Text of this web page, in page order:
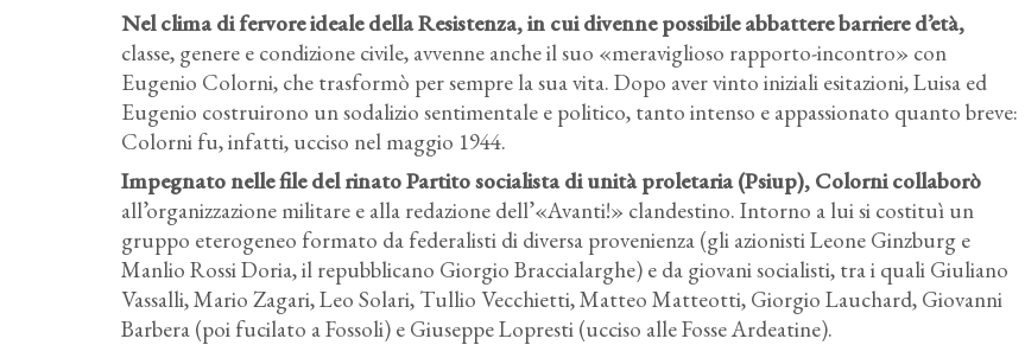
Nel clima di fervore ideale della Resistenza, in cui divenne possibile abbattere barriere d’età,
classe, genere e condizione civile, avvenne anche il suo «meraviglioso rapporto-incontro» con
Eugenio Colorni, che trasformò per sempre la sua vita. Dopo aver vinto iniziali esitazioni, Luisa ed
Eugenio costruirono un sodalizio sentimentale e politico, tanto intenso e appassionato quanto breve:
Colorni fu, infatti, ucciso nel maggio 1944.
Impegnato nelle file del rinato Partito socialista di unità proletaria (Psiup), Colorni collaborò
all’organizzazione militare e alla redazione dell’«Avanti!» clandestino. Intorno a lui si costituì un
gruppo eterogeneo formato da federalisti di diversa provenienza (gli azionisti Leone Ginzburg e
Manlio Rossi Doria, il repubblicano Giorgio Braccialarghe) e da giovani socialisti, tra i quali Giuliano
Vassalli, Mario Zagari, Leo Solari, Tullio Vecchietti, Matteo Matteotti, Giorgio Lauchard, Giovanni
Barbera (poi fucilato a Fossoli) e Giuseppe Lopresti (ucciso alle Fosse Ardeatine).